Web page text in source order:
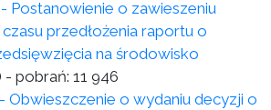
- Postanowienie o zawieszeniu
przedłożenia raportu o
na środowisko
- pobrań: 11 946
- Obwieszczenie o wydaniu decyzji o